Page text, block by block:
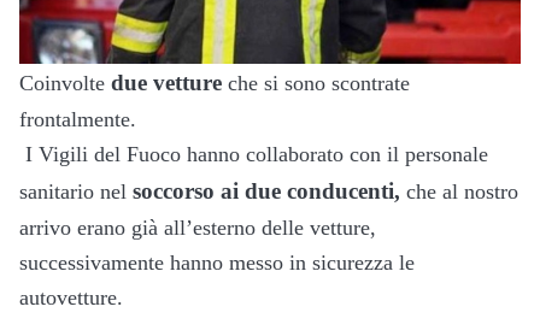
Coinvolte due vetture che si sono scontrate
frontalmente.
I Vigili del Fuoco hanno collaborato con il personale
sanitario nel soccorso ai due conducenti, che al nostro
arrivo erano già all’esterno delle vetture,
successivamente hanno messo in sicurezza le
autovetture.